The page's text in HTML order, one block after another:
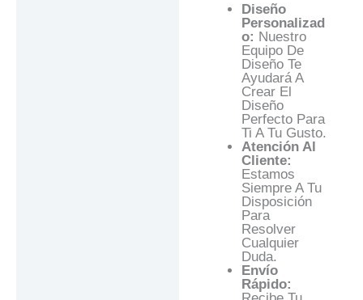
Diseño
Personalizad
O: Nuestro
Equipo De
Diseño Te
Ayudará A
Crear El
Diseño
Perfecto Para
Ti A Tu Gusto.
Atención Al
Cliente:
Estamos
Siempre A Tu
Disposición
Para
Resolver
Cualquier
Duda.
Envío
Rápido: